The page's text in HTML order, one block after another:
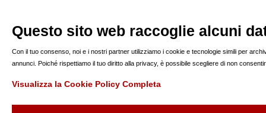
Questo sito web raccoglie alcuni
Con il tuo consenso, noi e i nostri partner utilizziamo i cookie e tecnologie simili per
annunci. Poiché rispettiamo il tuo diritto alla privacy, è possibile scegliere di non
Visualizza la Cookie Policy Completa